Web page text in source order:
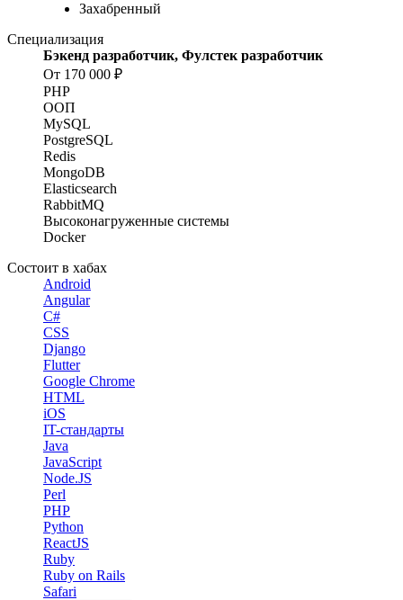
Захабренный
Специализация
Бэкенд разработчик, Фулстек разработчик
От 170 000 ₽
PHP
ООП
MySQL
PostgreSQL
Redis
MongoDB
Elasticsearch
RabbitMQ
Высоконагруженные системы
Docker
Состоит в хабах
Android
Angular
C#
CSS
Django
Flutter
Google Chrome
HTML
iOS
IT-стандарты
Java
JavaScript
Node.JS
Perl
PHP
Python
ReactJS
Ruby
Ruby on Rails
Safari